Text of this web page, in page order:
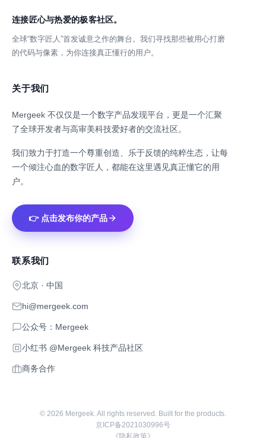
连接匠心与热爱的极客社区。
全球“数字匠人”首发诚意之作的舞台。我们寻找那些被用心打磨
的代码与像素，为你连接真正懂行的用户。
关于我们
Mergeek 不仅仅是一个数字产品发现平台，更是一个汇聚
了全球开发者与高审美科技爱好者的交流社区。
我们致力于打造一个尊重创造、乐于反馈的纯粹生态，让每
一个倾注心血的数字匠人，都能在这里遇见真正懂它的用
户。
👉 点击发布你的产品
联系我们
北京 · 中国
hi@mergeek.com
公众号：Mergeek
小红书 @Mergeek 科技产品社区
商务合作
© 2026 Mergeek. All rights reserved. Built for the products.
京ICP备2021030996号
《隐私政策》